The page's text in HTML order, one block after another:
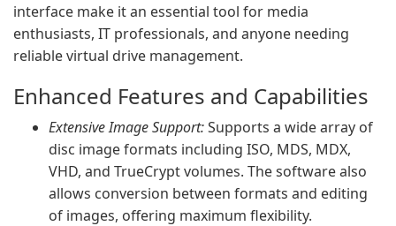
interface make it an essential tool for media
enthusiasts, IT professionals, and anyone needing
reliable virtual drive management.
Enhanced Features and Capabilities
Extensive Image Support:Supports a wide array of
disc image formats including ISO, MDS, MDX,
VHD, and TrueCrypt volumes. The software also
allows conversion between formats and editing
of images, offering maximum flexibility.